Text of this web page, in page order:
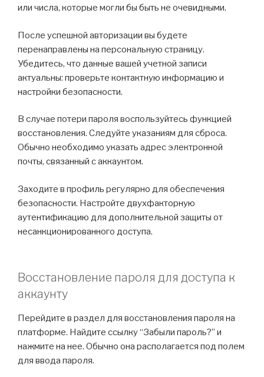
или числа, которые могли бы быть не очевидными.
После успешной авторизации вы будете
перенаправлены на персональную страницу.
Убедитесь, что данные вашей учетной записи
актуальны: проверьте контактную информацию и
настройки безопасности.
В случае потери пароля воспользуйтесь функцией
восстановления. Следуйте указаниям для сброса.
Обычно необходимо указать адрес электронной
почты, связанный с аккаунтом.
Заходите в профиль регулярно для обеспечения
безопасности. Настройте двухфакторную
аутентификацию для дополнительной защиты от
несанкционированного доступа.
Восстановление пароля для доступа к
аккаунту
Перейдите в раздел для восстановления пароля на
платформе. Найдите ссылку “Забыли пароль?” и
нажмите на нее. Обычно она располагается под полем
для ввода пароля.